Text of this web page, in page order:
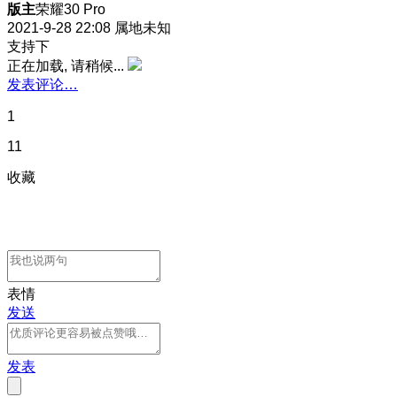
版主荣耀30 Pro
2021-9-28 22:08 属地未知
支持下
正在加载, 请稍候...
发表评论…
1
11
收藏
表情
发送
发表